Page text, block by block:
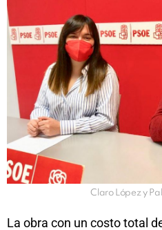
Claro López y
La obra con un costo total